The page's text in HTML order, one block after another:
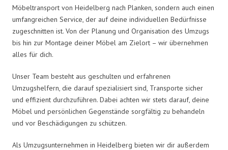
Möbeltransport von Heidelberg nach Planken, sondern auch einen
umfangreichen Service, der auf deine individuellen Bedürfnisse
zugeschnitten ist. Von der Planung und Organisation des Umzugs
bis hin zur Montage deiner Möbel am Zielort – wir übernehmen
alles für dich.
Unser Team besteht aus geschulten und erfahrenen
Umzugshelfern, die darauf spezialisiert sind, Transporte sicher
und effizient durchzuführen. Dabei achten wir stets darauf, deine
Möbel und persönlichen Gegenstände sorgfältig zu behandeln
und vor Beschädigungen zu schützen.
Als Umzugsunternehmen in Heidelberg bieten wir dir außerdem